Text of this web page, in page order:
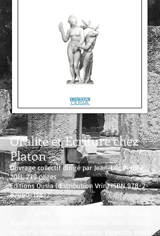
Oralité et Ecriture chez
Platon
Ouvrage collectif dirigé par Jean-Luc Périllié,
2011, 239 pages
Editions Ousia (distribution Vrin) ISBN978-2-
87060-158-7